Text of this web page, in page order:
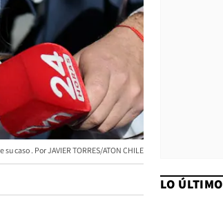
su caso JAVIER TORRES/ATON CHILE
LO ÚLTIMO